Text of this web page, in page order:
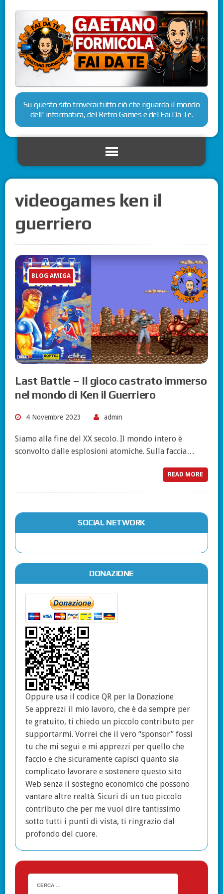
Su questo sito troverai tutto ciò che riguarda il mondo
dell' informatica, del Retro Games e del Fai Da Te.
videogames ken il
guerriero
BLOG AMIGA
Last Battle – Il gioco castrato immerso
nel mondo di Ken il Guerriero
4 Novembre 2023 admin
Siamo alla fine del XX secolo. Il mondo intero è
sconvolto dalle esplosioni atomiche. Sulla faccia…
READ MORE
SOCIAL NETWORK
DONAZIONE
Oppure usa il codice QR per la Donazione
Se apprezzi il mio lavoro, che è da sempre per
te gratuito, ti chiedo un piccolo contributo per
supportarmi. Vorrei che il vero “sponsor” fossi
tu che mi segui e mi apprezzi per quello che
faccio e che sicuramente capisci quanto sia
complicato lavorare e sostenere questo sito
Web senza il sostegno economico che possono
vantare altre realtà. Sicuri di un tuo piccolo
contributo che per me vuol dire tantissimo
sotto tutti i punti di vista, ti ringrazio dal
profondo del cuore.